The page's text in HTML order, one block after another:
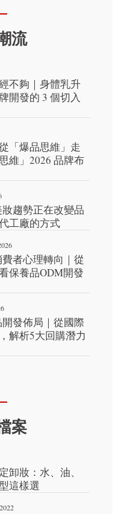
流
不夠｜身體乳升
開發的 3 個切入
「爆品思維」走
維」2026 品牌布
趨勢正在改變品
工廠的方式
者心理轉向｜從
保養品ODM開發
發佈局｜從國際
解析5大回購潛力
案
卸妝：水、油、
這樣選